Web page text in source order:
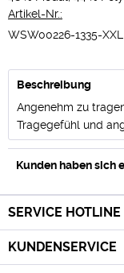
Artikel-Nr.:
WSW00226-1335-XXL
Beschreibung
Angenehm zu
Tragegefühl und
Kunden haben sich
SERVICE HOTLINE
KUNDENSERVICE